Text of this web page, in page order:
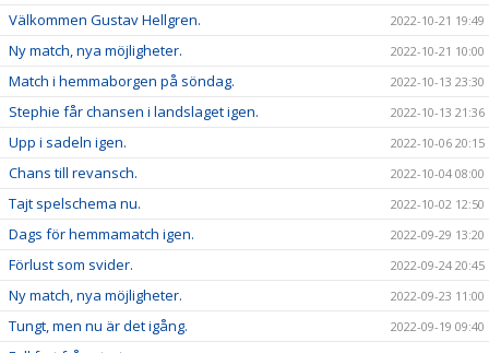
Välkommen Gustav Hellgren. 2022-10-21 19:49
Ny match, nya möjligheter. 2022-10-21 10:00
Match i hemmaborgen på söndag. 2022-10-13 23:30
Stephie får chansen i landslaget igen. 2022-10-13 21:36
Upp i sadeln igen. 2022-10-06 20:15
Chans till revansch. 2022-10-04 08:00
Tajt spelschema nu. 2022-10-02 12:50
Dags för hemmamatch igen. 2022-09-29 13:20
Förlust som svider. 2022-09-24 20:45
Ny match, nya möjligheter. 2022-09-23 11:00
Tungt, men nu är det igång. 2022-09-19 09:40